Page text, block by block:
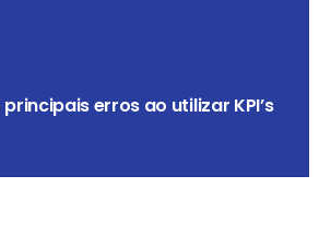
erros ao utilizar KPI’s